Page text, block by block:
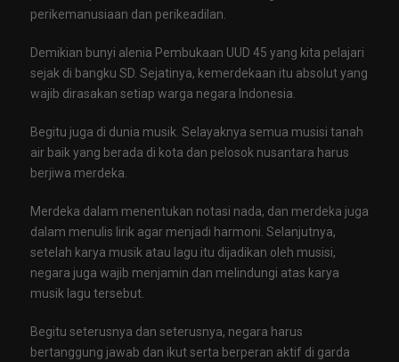
perikemanusiaan dan perikeadilan.
Demikian bunyi alenia Pembukaan UUD 45 yang kita pelajari
sejak di bangku SD. Sejatinya, kemerdekaan itu absolut yang
wajib dirasakan setiap warga negara Indonesia.
Begitu juga di dunia musik. Selayaknya semua musisi tanah
air baik yang berada di kota dan pelosok nusantara harus
berjiwa merdeka.
Merdeka dalam menentukan notasi nada, dan merdeka juga
dalam menulis lirik agar menjadi harmoni. Selanjutnya,
setelah karya musik atau lagu itu dijadikan oleh musisi,
negara juga wajib menjamin dan melindungi atas karya
musik lagu tersebut.
Begitu seterusnya dan seterusnya, negara harus
bertanggung jawab dan ikut serta berperan aktif di garda